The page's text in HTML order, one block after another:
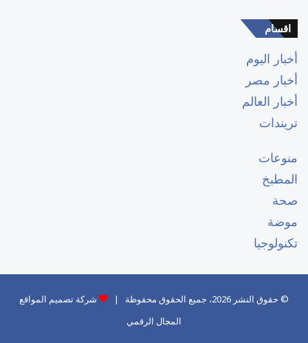
اقسام
أخبار اليوم
أخبار مصر
أخبار العالم
تريندات
منوعات
المطبخ
صحة
موضة
تكنولوجيا
© حقوق النشر 2026، جميع الحقوق محفوظة |
شركة تصميم المواقع
المجال الرقمي